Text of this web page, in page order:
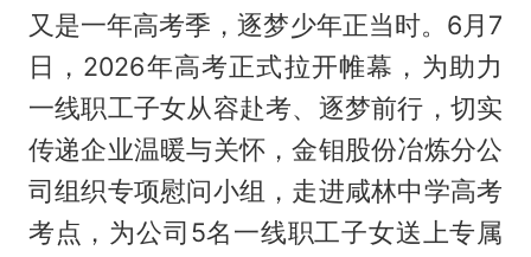
又是一年高考季，逐梦少年正当时。6月7
日，2026年高考正式拉开帷幕，为助力
一线职工子女从容赴考、逐梦前行，切实
传递企业温暖与关怀，金钼股份冶炼分公
司组织专项慰问小组，走进咸林中学高考
考点，为公司5名一线职工子女送上专属